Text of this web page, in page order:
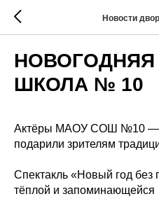
Новости
НОВОГОДНЯЯ
ШКОЛА № 10
Актёры МАОУ СОШ №10 —
подарили зрителям
Спектакль «Новый год без
тёплой и запоминающейся